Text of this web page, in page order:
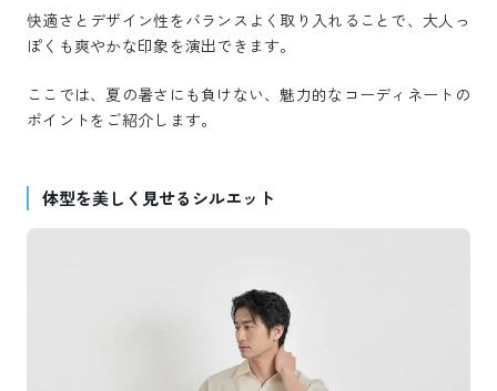
快適さとデザイン性をバランスよく取り入れることで、大人っ
ぽくも爽やかな印象を演出できます。
ここでは、夏の暑さにも負けない、魅力的なコーディネートの
ポイントをご紹介します。
体型を美しく見せるシルエット